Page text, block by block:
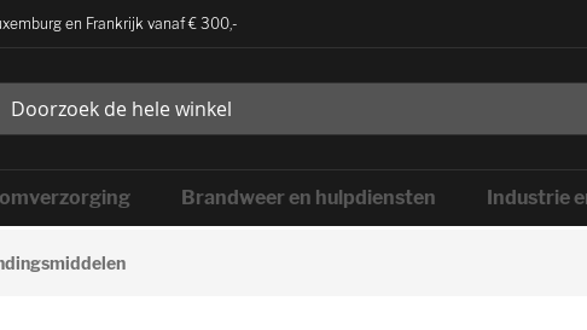
en Frankrijk vanaf € 300,-
Brandweer en hulpdiensten Industrie